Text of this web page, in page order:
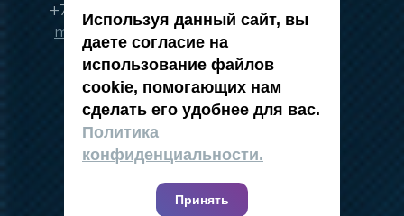
+7 (495) 134-41-83
moskva@vincci.ru
политика в отношении обработки
персональных данных
публичная оферта
карта сайта
Используя данный сайт, вы
даете согласие на
использование файлов
cookie, помогающих нам
сделать его удобнее для вас.
Политика
конфиденциальности.
Принять